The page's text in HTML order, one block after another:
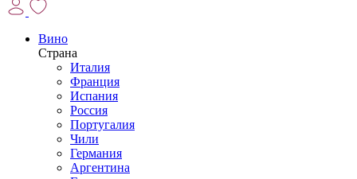
Вино
Страна
Италия
Франция
Испания
Россия
Португалия
Чили
Германия
Аргентина